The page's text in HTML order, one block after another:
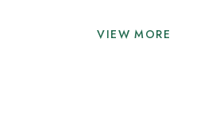
VIEW MORE